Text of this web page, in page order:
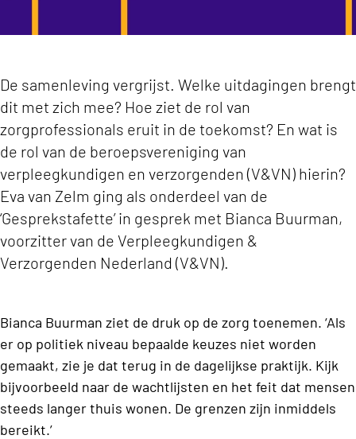
De samenleving vergrijst. Welke uitdagingen brengt
dit met zich mee? Hoe ziet de rol van
zorgprofessionals eruit in de toekomst? En wat is
de rol van de beroepsvereniging van
verpleegkundigen en verzorgenden (V&VN) hierin?
Eva van Zelm ging als onderdeel van de
‘Gesprekstafette’ in gesprek met Bianca Buurman,
voorzitter van de Verpleegkundigen &
Verzorgenden Nederland (V&VN).
Bianca Buurman ziet de druk op de zorg toenemen. ‘Als
er op politiek niveau bepaalde keuzes niet worden
gemaakt, zie je dat terug in de dagelijkse praktijk. Kijk
bijvoorbeeld naar de wachtlijsten en het feit dat mensen
steeds langer thuis wonen. De grenzen zijn inmiddels
bereikt.’